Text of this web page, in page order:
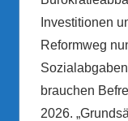
Investitionen
Reformweg
brauchen
2026.